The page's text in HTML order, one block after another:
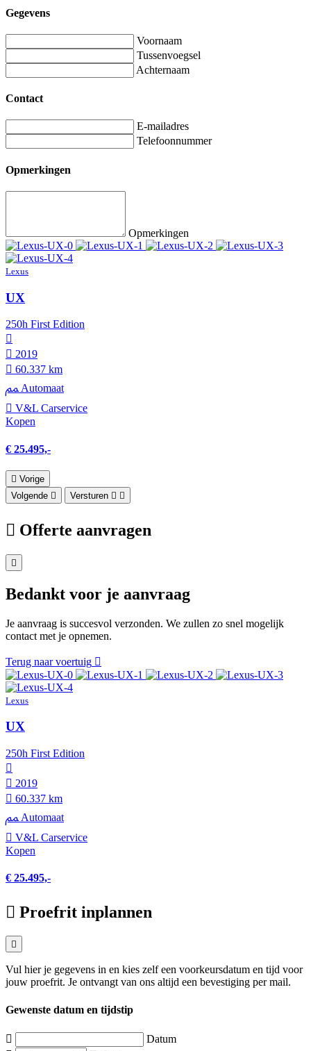
Gegevens
Voornaam
Tussenvoegsel
Achternaam
Contact
E-mailadres
Telefoonnummer
Opmerkingen
Opmerkingen
Lexus
UX
250h First Edition
2019
60.337 km
Automaat
V&L Carservice
Kopen
€ 25.495,-
Vorige
Volgende
Versturen
Offerte aanvragen
Bedankt voor je aanvraag
Je aanvraag is succesvol verzonden. We zullen zo snel mogelijk
contact met je opnemen.
Terug naar voertuig
Lexus
UX
250h First Edition
2019
60.337 km
Automaat
V&L Carservice
Kopen
€ 25.495,-
Proefrit inplannen
Vul hier je gegevens in en kies zelf een voorkeursdatum en tijd voor
jouw proefrit. Je ontvangt van ons altijd een bevestiging per mail.
Gewenste datum en tijdstip
Datum